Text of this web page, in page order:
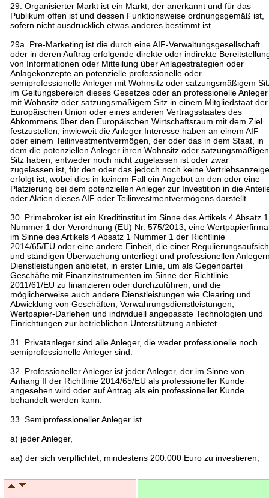
29. Organisierter Markt ist ein Markt, der anerkannt und für das
Publikum offen ist und dessen Funktionsweise ordnungsgemäß ist,
sofern nicht ausdrücklich etwas anderes bestimmt ist.
29a. Pre-Marketing ist die durch eine AIF-Verwaltungsgesellschaft
oder in deren Auftrag erfolgende direkte oder indirekte
von Informationen oder Mitteilung über Anlagestrategien oder
Anlagekonzepte an potenzielle professionelle oder
semiprofessionelle Anleger mit Wohnsitz oder satzungsmäßigem
im Geltungsbereich dieses Gesetzes oder an professionelle Anleger
mit Wohnsitz oder satzungsmäßigem Sitz in einem Mitgliedstaat der
Europäischen Union oder eines anderen Vertragsstaates des
Abkommens über den Europäischen Wirtschaftsraum mit dem Ziel
festzustellen, inwieweit die Anleger Interesse haben an einem AIF
oder einem Teilinvestmentvermögen, der oder das in dem Staat, in
dem die potenziellen Anleger ihren Wohnsitz oder satzungsmäßigen
Sitz haben, entweder noch nicht zugelassen ist oder zwar
zugelassen ist, für den oder das jedoch noch keine
erfolgt ist, wobei dies in keinem Fall ein Angebot an den oder eine
Platzierung bei dem potenziellen Anleger zur Investition in die
oder Aktien dieses AIF oder Teilinvestmentvermögens darstellt.
30. Primebroker ist ein Kreditinstitut im Sinne des Artikels 4 Absatz 1
Nummer 1 der Verordnung (EU) Nr. 575/2013, eine Wertpapierfirma
im Sinne des Artikels 4 Absatz 1 Nummer 1 der Richtlinie
2014/65/EU oder eine andere Einheit, die einer
und ständigen Überwachung unterliegt und professionellen
Dienstleistungen anbietet, in erster Linie, um als Gegenpartei
Geschäfte mit Finanzinstrumenten im Sinne der Richtlinie
2011/61/EU zu finanzieren oder durchzuführen, und die
möglicherweise auch andere Dienstleistungen wie Clearing und
Abwicklung von Geschäften, Verwahrungsdienstleistungen,
Wertpapier-Darlehen und individuell angepasste Technologien und
Einrichtungen zur betrieblichen Unterstützung anbietet.
31. Privatanleger sind alle Anleger, die weder professionelle noch
semiprofessionelle Anleger sind.
32. Professioneller Anleger ist jeder Anleger, der im Sinne von
Anhang II der Richtlinie 2014/65/EU als professioneller Kunde
angesehen wird oder auf Antrag als ein professioneller Kunde
behandelt werden kann.
33. Semiprofessioneller Anleger ist
a) jeder Anleger,
aa) der sich verpflichtet, mindestens 200.000 Euro zu investieren,